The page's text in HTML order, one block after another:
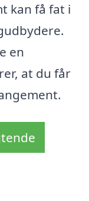
kan få fat i
en
at du får